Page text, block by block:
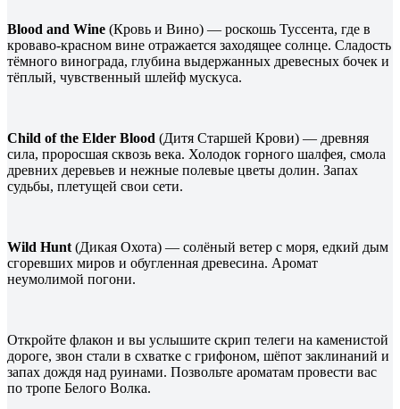
Blood and Wine (Кровь и Вино) — роскошь Туссента, где в
кроваво-красном вине отражается заходящее солнце. Сладость
тёмного винограда, глубина выдержанных древесных бочек и
тёплый, чувственный шлейф мускуса.
Child of the Elder Blood (Дитя Старшей Крови) — древняя
сила, проросшая сквозь века. Холодок горного шалфея, смола
древних деревьев и нежные полевые цветы долин. Запах
судьбы, плетущей свои сети.
Wild Hunt (Дикая Охота) — солёный ветер с моря, едкий дым
сгоревших миров и обугленная древесина. Аромат
неумолимой погони.
Откройте флакон и вы услышите скрип телеги на каменистой
дороге, звон стали в схватке с грифоном, шёпот заклинаний и
запах дождя над руинами. Позвольте ароматам провести вас
по тропе Белого Волка.